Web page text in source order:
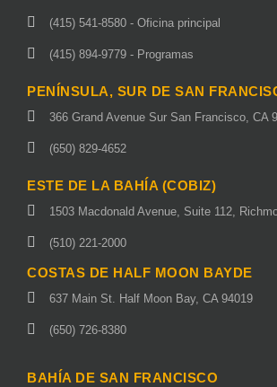
(415) 541-8580 - Oficina principal
(415) 894-9779 - Programas
PENÍNSULA, SUR DE SAN
366 Grand Avenue Sur San Francisco, CA
(650) 829-4652
ESTE DE LA BAHÍA (COBIZ)
1503 Macdonald Avenue, Suite 112,
(510) 221-2000
COSTAS DE HALF MOON BAYDE
637 Main St. Half Moon Bay, CA 94019
(650) 726-8380
BAHÍA DE SAN FRANCISCO